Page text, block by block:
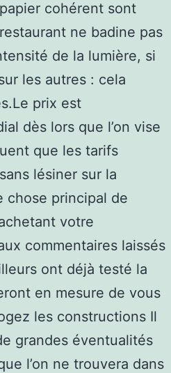
cohérent sont
ne badine pas
de la lumière, si
les autres : cela
prix est
dès lors que l’on vise
que les tarifs
lésiner sur la
chose principal de
votre
commentaires laissés
ont déjà testé la
en mesure de vous
les constructions Il
grandes éventualités
l’on ne trouvera dans